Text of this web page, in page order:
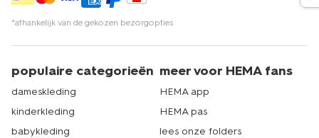
*afhankelijk van de gekozen bezorgopties
populaire categorieën
dameskleding
kinderkleding
babykleding
meer voor HEMA fans
HEMA app
HEMA pas
lees onze folders